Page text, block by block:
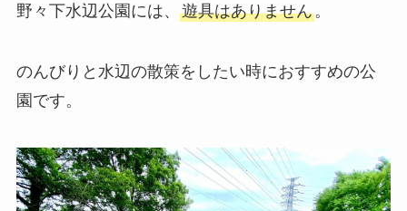
野々下水辺公園には、 遊具はありません。
のんびりと水辺の散策をしたい時におすすめの公
園です。